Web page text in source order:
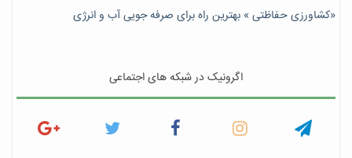
«کشاورزی حفاظتی » بهترین راه برای صرفه جویی آب و انرژی
اگرونیک در شبکه های اجتماعی